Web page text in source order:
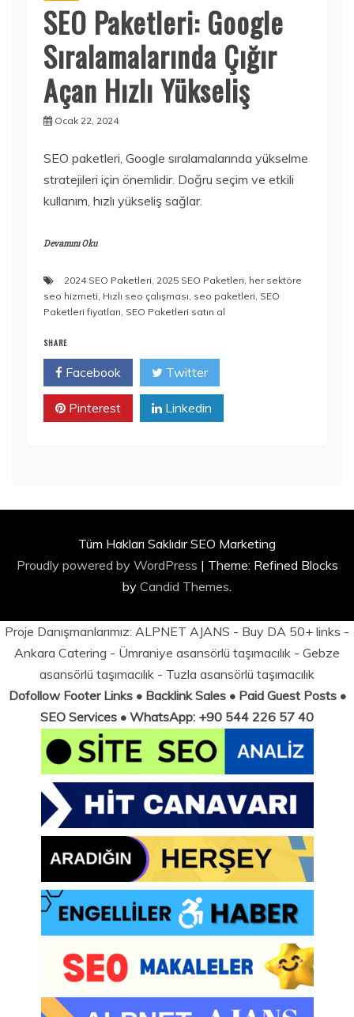
SEO Paketleri: Google
Sıralamalarında Çığır
Açan Hızlı Yükseliş
Ocak 22, 2024
SEO paketleri, Google sıralamalarında yükselme
stratejileri için önemlidir. Doğru seçim ve etkili
kullanım, hızlı yükseliş sağlar.
Devamını Oku
2024 SEO Paketleri, 2025 SEO Paketleri, her sektöre
seo hizmeti, Hızlı seo çalışması, seo paketleri, SEO
Paketleri fiyatları, SEO Paketleri satın al
SHARE
Facebook Twitter
Pinterest Linkedin
Tüm Hakları Saklıdır SEO Marketing
Proudly powered by WordPress | Theme: Refined Blocks
by Candid Themes.
Proje Danışmanlarımız: ALPNET AJANS - Buy DA 50+ links -
Ankara Catering - Ümraniye asansörlü taşımacılık - Gebze
asansörlü taşımacılık - Tuzla asansörlü taşımacılık
Dofollow Footer Links • Backlink Sales • Paid Guest Posts •
SEO Services • WhatsApp: +90 544 226 57 40